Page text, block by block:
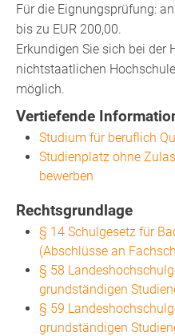
Für die Eignungsprüfung:
bis zu EUR 200,00.
Erkundigen Sie sich bei der
nichtstaatlichen
möglich.
Vertiefende
Studium für beruflich
Studienplatz ohne
bewerben
Rechtsgrundlage
§ 14 Schulgesetz für
(Abschlüsse an
§ 58
grundständigen
§ 59
grundständigen